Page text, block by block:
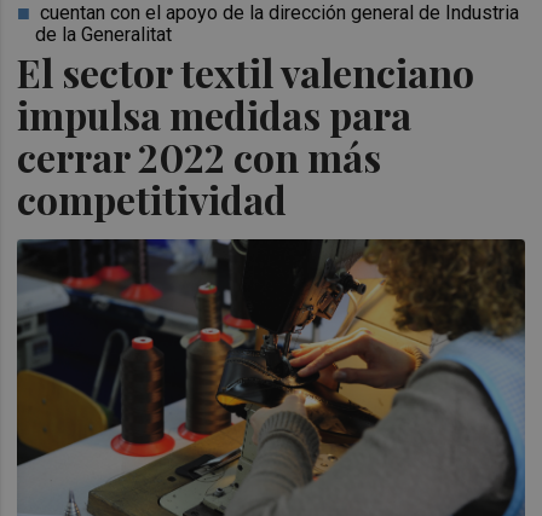
El sector textil valenciano
impulsa medidas para
cerrar 2022 con más
competitividad
cuentan con el apoyo de la dirección general de Industria
de la Generalitat